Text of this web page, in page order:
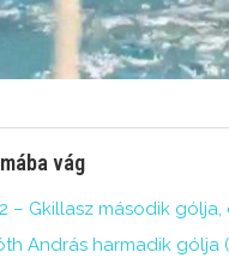
vág
– Gkillasz második
András harmadik gólja